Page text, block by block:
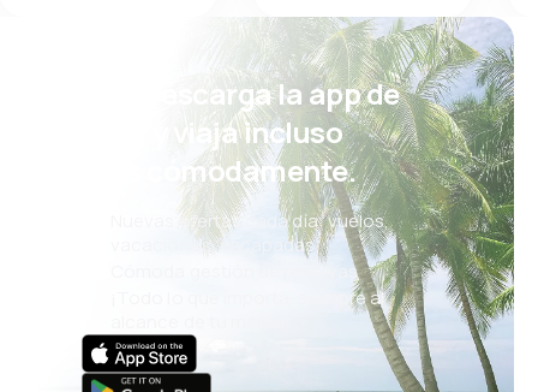
¡Eh! Descarga la app de
eSky y viaja incluso
más cómodamente.
Nuevas ofertas cada día: vuelos,
vacaciones, escapadas
Cómoda gestión de reservas
¡Todo lo que importa, siempre al